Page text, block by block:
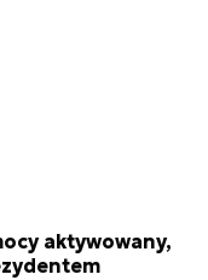
aktywowany,